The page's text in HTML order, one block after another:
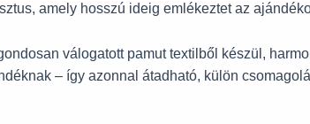
amely hosszú ideig emlékeztet az
válogatott pamut textilből készül,
– így azonnal átadható, külön